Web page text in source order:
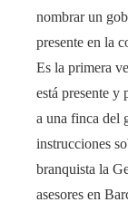
nombrar un
presente en la
Es la primera
está presente y
a una finca del
instrucciones
branquista la
asesores en